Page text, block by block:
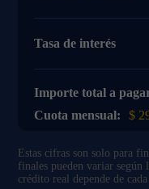
Tasa de interés
Importe total a
Cuota mensual:
$
Estas cifras son solo para
finales pueden variar
crédito real depende de